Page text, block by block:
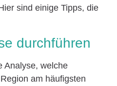
sind einige Tipps, die
durchführen
Analyse, welche
am häufigsten